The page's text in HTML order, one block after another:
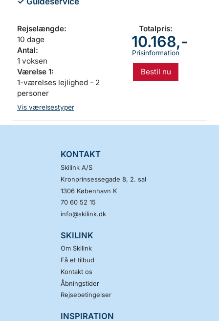
Rejselængde:
10 dage
Antal:
1 voksen
Værelse 1:
1-værelses lejlighed - 2
personer
Vis værelsestyper
Totalpris:
10.168,-
Prisinformation
Bestil nu
KONTAKT
Skilink A/S
Kronprinsessegade 8, 2. sal
1306 København K
70 60 52 15
info@skilink.dk
SKILINK
Om Skilink
Få et tilbud
Kontakt os
Åbningstider
Rejsebetingelser
INSPIRATION